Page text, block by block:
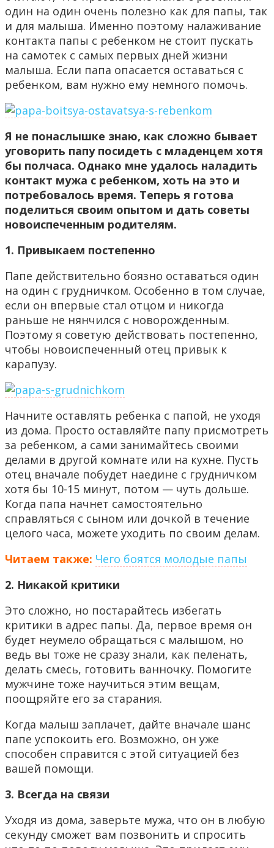
один на один очень полезно как для папы, так
и для малыша. Именно поэтому налаживание
контакта папы с ребенком не стоит пускать
на самотек с самых первых дней жизни
малыша. Если папа опасается оставаться с
ребенком, вам нужно ему немного помочь.
Я не понаслышке знаю, как сложно бывает
уговорить папу посидеть с младенцем хотя
бы полчаса. Однако мне удалось наладить
контакт мужа с ребенком, хоть на это и
потребовалось время. Теперь я готова
поделиться своим опытом и дать советы
новоиспеченным родителям.
1. Привыкаем постепенно
Папе действительно боязно оставаться один
на один с грудничком. Особенно в том случае,
если он впервые стал отцом и никогда
раньше не нянчился с новорожденным.
Поэтому я советую действовать постепенно,
чтобы новоиспеченный отец привык к
карапузу.
Начните оставлять ребенка с папой, не уходя
из дома. Просто оставляйте папу присмотреть
за ребенком, а сами занимайтесь своими
делами в другой комнате или на кухне. Пусть
отец вначале побудет наедине с грудничком
хотя бы 10-15 минут, потом — чуть дольше.
Когда папа начнет самостоятельно
справляться с сыном или дочкой в течение
целого часа, можете уходить по своим делам.
Читаем также: Чего боятся молодые папы
2. Никакой критики
Это сложно, но постарайтесь избегать
критики в адрес папы. Да, первое время он
будет неумело обращаться с малышом, но
ведь вы тоже не сразу знали, как пеленать,
делать смесь, готовить ванночку. Помогите
мужчине тоже научиться этим вещам,
поощряйте его за старания.
Когда малыш заплачет, дайте вначале шанс
папе успокоить его. Возможно, он уже
способен справится с этой ситуацией без
вашей помощи.
3. Всегда на связи
Уходя из дома, заверьте мужа, что он в любую
секунду сможет вам позвонить и спросить